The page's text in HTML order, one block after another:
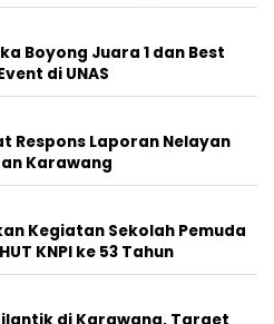
Boyong Juara 1 dan Best
di UNAS
Respons Laporan Nelayan
Karawang
Kegiatan Sekolah Pemuda
KNPI ke 53 Tahun
di Karawang, Target